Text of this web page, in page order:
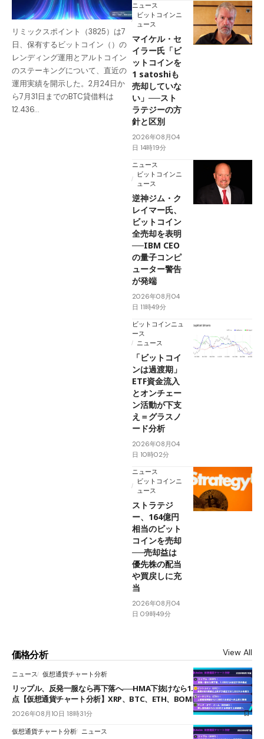
リミックスポイント（3825）は7
日、保有するビットコイン（）の
レンディング運用とアルトコイン
のステーキングについて、直近の
運用実績を開示した。2月24日か
ら7月31日までのBTC貸借料は
12.436…
ニュース
ビットコインニ
ュース
マイケル・セ
イラー氏「ビ
ットコインを
1 satoshiも
売却していな
い」──スト
ラテジーの方
針と区別
2026年08月04
日 14時19分
ニュース
ビットコインニ
ュース
逆神ジム・ク
レイマー氏、
ビットコイン
全売却を表明
──IBM CEO
の量子コンピ
ューター警告
が発端
2026年08月04
日 11時49分
ビットコインニュ
ース
ニュース
「ビットコイ
ンは過渡期」
ETF資金流入
とオンチェー
ン活動が下支
え＝グラスノ
ード分析
2026年08月04
日 10時02分
ニュース
ビットコインニ
ュース
ストラテジ
ー、164億円
相当のビット
コインを売却
──売却益は
優先株の配当
や買戻しに充
当
2026年08月04
日 09時49分
価格分析 View All
ニュース 仮想通貨チャート分析
リップル、反発一服なら再下落へ──HMA下抜けなら1.008ドルが次の焦
点【仮想通貨チャート分析】XRP、BTC、ETH、BOME
2026年08月10日 18時31分
仮想通貨チャート分析 ニュース